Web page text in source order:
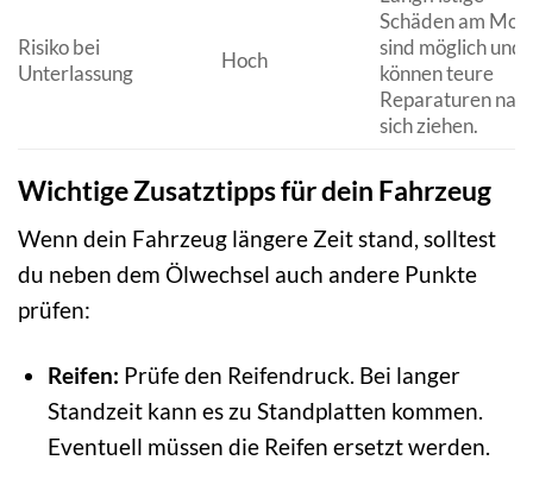
Risiko bei
Unterlassung
Hoch
Schäden am
sind möglich und
können teure
Reparaturen
sich ziehen.
Wichtige Zusatztipps für dein Fahrzeug
Wenn dein Fahrzeug längere Zeit stand, solltest
du neben dem Ölwechsel auch andere Punkte
prüfen:
Reifen: Prüfe den Reifendruck. Bei langer
Standzeit kann es zu Standplatten kommen.
Eventuell müssen die Reifen ersetzt werden.